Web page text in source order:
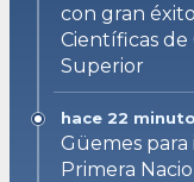
con gran
Científicas
Superior
hace 22
Güemes para
Primera